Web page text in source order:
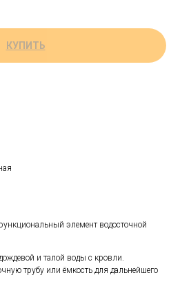
КУПИТЬ
элемент водосточной
и талой воды с кровли.
трубу или ёмкость для дальнейшего